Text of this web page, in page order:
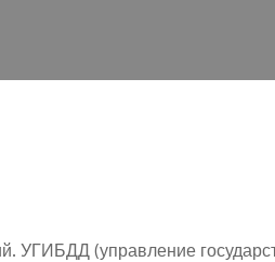
УГИБДД (управление